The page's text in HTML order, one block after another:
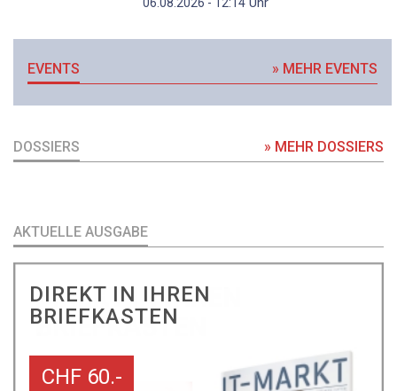
EVENTS » MEHR EVENTS
DOSSIERS » MEHR DOSSIERS
AKTUELLE AUSGABE
DIREKT IN IHREN
BRIEFKASTEN
CHF 60.-